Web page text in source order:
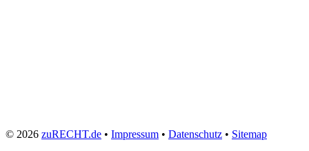
© 2026 zuRECHT.de • Impressum • Datenschutz • Sitemap